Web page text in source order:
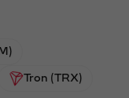
Tron (TRX)